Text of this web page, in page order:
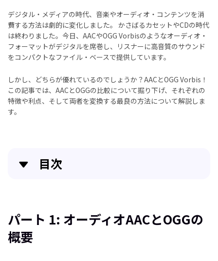
デジタル・メディアの時代、音楽やオーディオ・コンテンツを消
費する方法は劇的に変化しました。 かさばるカセットやCDの時代
は終わりました。今日、AACやOGG Vorbisのようなオーディオ・
フォーマットがデジタルを席巻し、リスナーに高音質のサウンド
をコンパクトなファイル・ベースで提供しています。
しかし、どちらが優れているのでしょうか？AACとOGG Vorbis！
この記事では、AACとOGGの比較について掘り下げ、それぞれの
特徴や利点、そして両者を変換する最良の方法について解説しま
す。
目次
パート 2: オーディオフォーマットAAC vs OGG：どち
らが優れているか？
パート 3: AACとOGGを他のフォーマットに変換する
パート 1: オーディオAACとOGGの
概要